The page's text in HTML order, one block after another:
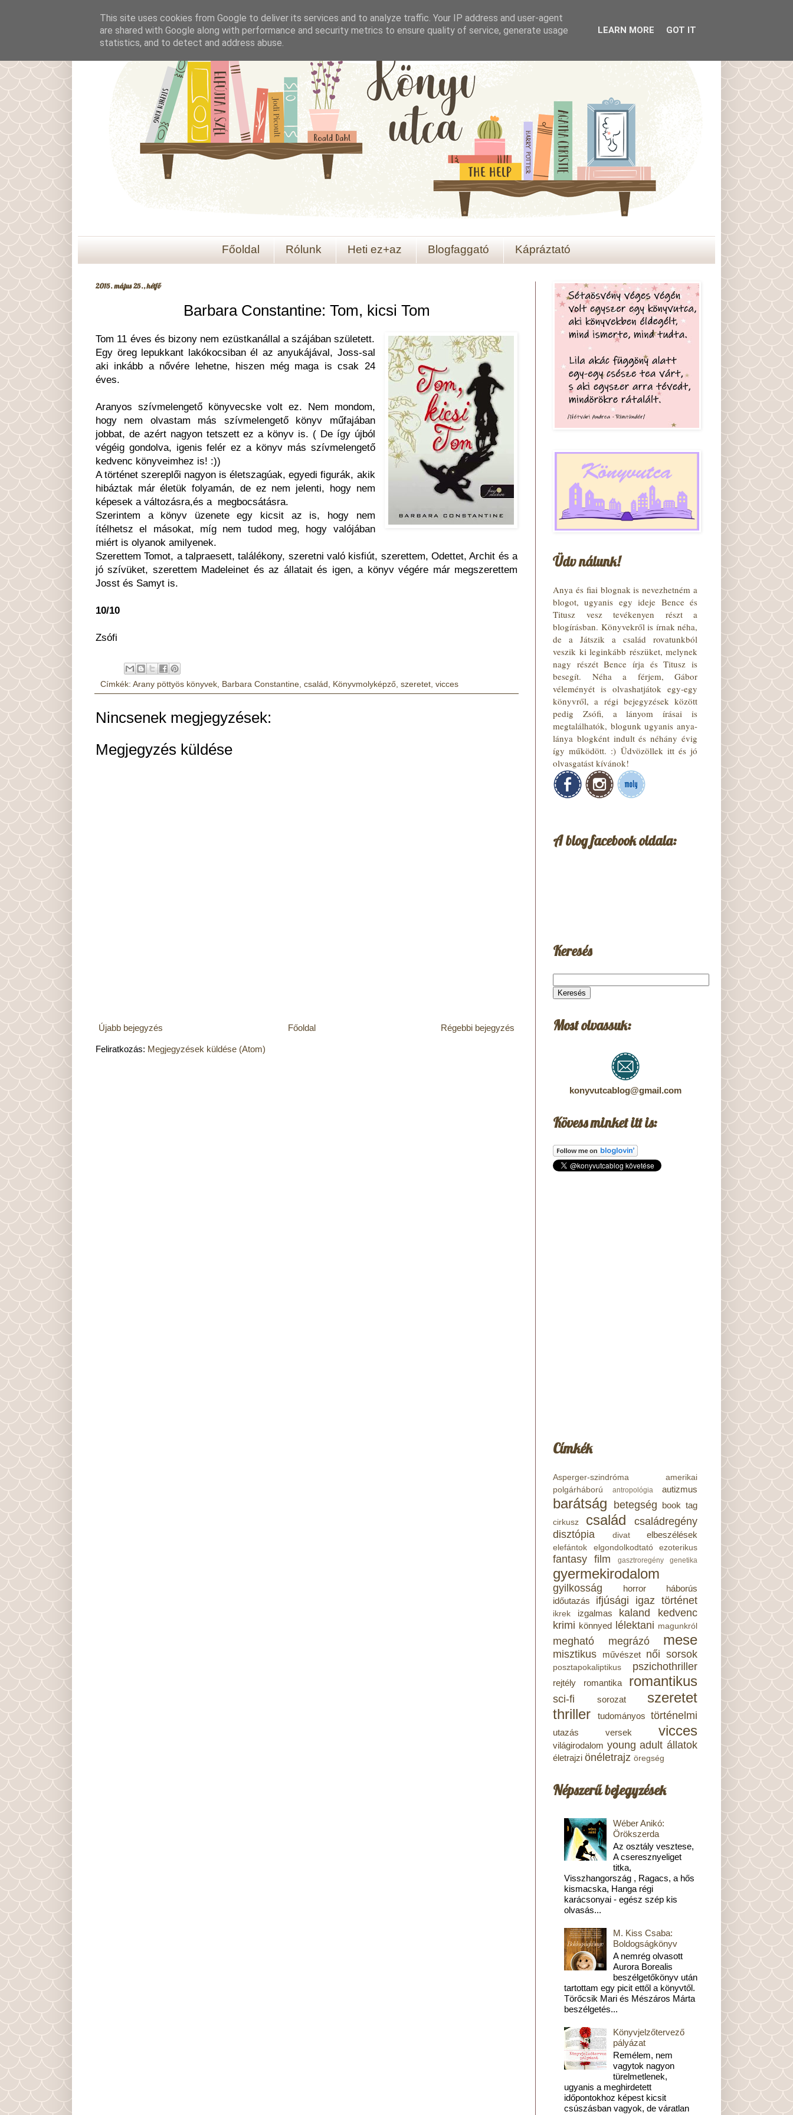
Főoldal Rólunk Heti ez+az Blogfaggató Kápráztató
2015. május 25., hétfő
Barbara Constantine: Tom, kicsi Tom
Tom 11 éves és bizony nem ezüstkanállal a szájában született.
Egy öreg lepukkant lakókocsiban él az anyukájával, Joss-sal
aki inkább a nővére lehetne, hiszen még maga is csak 24
éves.
Aranyos szívmelengető könyvecske volt ez. Nem mondom,
hogy nem olvastam más szívmelengető könyv műfajában
jobbat, de azért nagyon tetszett ez a könyv is. ( De így újból
végéig gondolva, igenis felér ez a könyv más szívmelengető
kedvenc könyveimhez is! :))
A történet szereplői nagyon is életszagúak, egyedi figurák, akik
hibáztak már életük folyamán, de ez nem jelenti, hogy nem
képesek a változásra,és a megbocsátásra.
Szerintem a könyv üzenete egy kicsit az is, hogy nem
ítélhetsz el másokat, míg nem tudod meg, hogy valójában
miért is olyanok amilyenek.
Szerettem Tomot, a talpraesett, találékony, szeretni való kisfiút, szerettem, Odettet, Archit és a
jó szívüket, szerettem Madeleinet és az állatait és igen, a könyv végére már megszerettem
Josst és Samyt is.
10/10
Zsófi
Címkék: Arany pöttyös könyvek, Barbara Constantine, család , Könyvmolyképző, szeretet, vicces
Nincsenek megjegyzések:
Megjegyzés küldése
Újabb bejegyzés Régebbi bejegyzés
Főoldal
Feliratkozás: Megjegyzések küldése (Atom)
Üdv nálunk!
Anya és fiai blognak is nevezhetném a
blogot, ugyanis egy ideje Bence és
Titusz vesz tevékenyen részt a
blogírásban. Könyvekről is írnak néha,
de a Játszik a család rovatunkból
veszik ki leginkább részüket, melynek
nagy részét Bence írja és Titusz is
besegít. Néha a férjem, Gábor
véleményét is olvashatjátok egy-egy
könyvről, a régi bejegyzések között
pedig Zsófi, a lányom írásai is
megtalálhatók, blogunk ugyanis anya-
lánya blogként indult és néhány évig
így működött. :) Üdvözöllek itt és jó
olvasgatást kívánok!
A blog facebook oldala:
Keresés
Most olvassuk:
konyvutcablog@gmail.com
Kövess minket itt is:
Címkék
Asperger-szindróma
amerikai
polgárháború
antropológia autizmus
barátság betegség book tag
cirkusz család
családregény
disztópia
divat elbeszélések
elefántok elgondolkodtató ezoterikus
fantasy film gasztroregény genetika
gyermekirodalom
gyilkosság horror
háborús
időutazás
ifjúsági igaz történet
ikrek izgalmas kaland
kedvenc
krimi könnyed lélektani magunkról
megható megrázó mese
misztikus művészet női sorsok
posztapokaliptikus pszichothriller
rejtély romantika romantikus
sci-fi sorozat
szeretet
thriller
tudományos történelmi
utazás versek vicces
világirodalom young adult állatok
életrajzi önéletrajz öregség
Népszerű bejegyzések
Wéber Anikó:
Örökszerda
Az osztály vesztese,
A cseresznyeliget
titka,
Visszhangország , Ragacs, a hős
kismacska, Hanga régi
karácsonyai - egész szép kis
olvasás...
M. Kiss Csaba:
Boldogságkönyv
A nemrég olvasott
Aurora Borealis
beszélgetőkönyv után
tartottam egy picit ettől a könyvtől.
Törőcsik Mari és Mészáros Márta
beszélgetés...
Könyvjelzőtervező
pályázat
Remélem, nem
vagytok nagyon
türelmetlenek,
ugyanis a meghirdetett
időpontokhoz képest kicsit
csúszásban vagyok, de váratlan
This site uses cookies from Google to deliver its services and to analyze traffic. Your IP address and user-agent
are shared with Google along with performance and security metrics to ensure quality of service, generate usage
statistics, and to detect and address abuse.
LEARN MORE GOT IT